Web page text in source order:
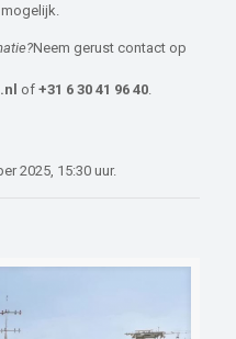
Neem gerust contact op
of +31 6 30 41 96 40.
2025, 15:30 uur.